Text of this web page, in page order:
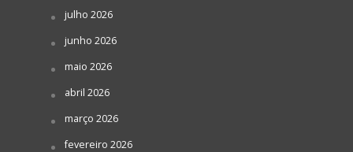
julho 2026
junho 2026
maio 2026
abril 2026
março 2026
fevereiro 2026